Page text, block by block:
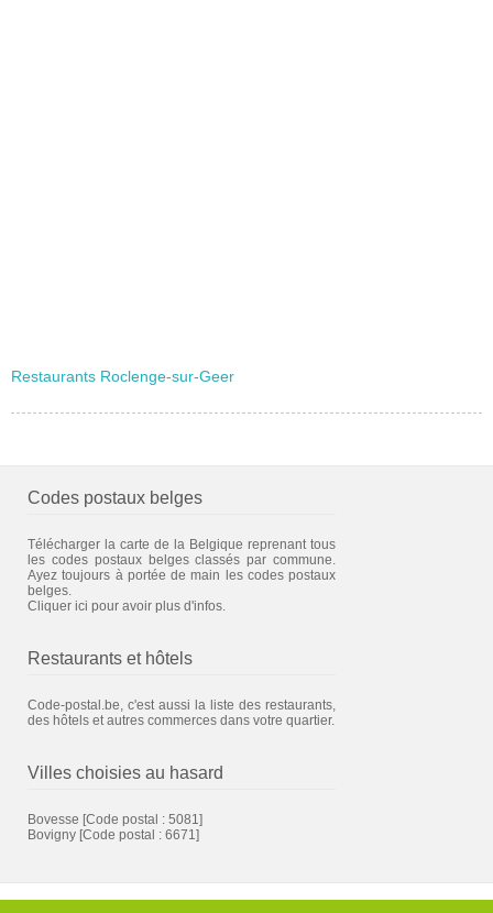
Restaurants Roclenge-sur-Geer
Codes postaux belges
Télécharger la carte de la Belgique reprenant tous
les codes postaux belges classés par commune.
Ayez toujours à portée de main les codes postaux
belges.
Cliquer ici pour avoir plus d'infos.
Restaurants et hôtels
Code-postal.be, c'est aussi la liste des restaurants,
des hôtels et autres commerces dans votre quartier.
Villes choisies au hasard
Bovesse [Code postal : 5081]
Bovigny [Code postal : 6671]